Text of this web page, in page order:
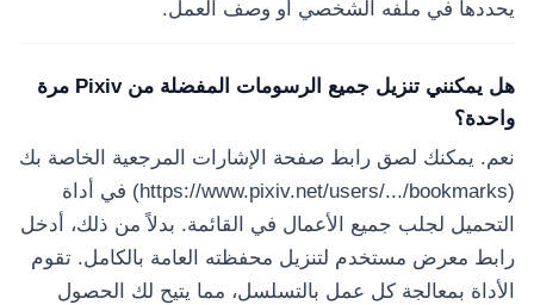
يحددها في ملفه الشخصي أو وصف العمل.
هل يمكنني تنزيل جميع الرسومات المفضلة من Pixiv مرة
واحدة؟
نعم. يمكنك لصق رابط صفحة الإشارات المرجعية الخاصة بك
(https://www.pixiv.net/users/.../bookmarks) في أداة
التحميل لجلب جميع الأعمال في القائمة. بدلاً من ذلك، أدخل
رابط معرض مستخدم لتنزيل محفظته العامة بالكامل. تقوم
الأداة بمعالجة كل عمل بالتسلسل، مما يتيح لك الحصول